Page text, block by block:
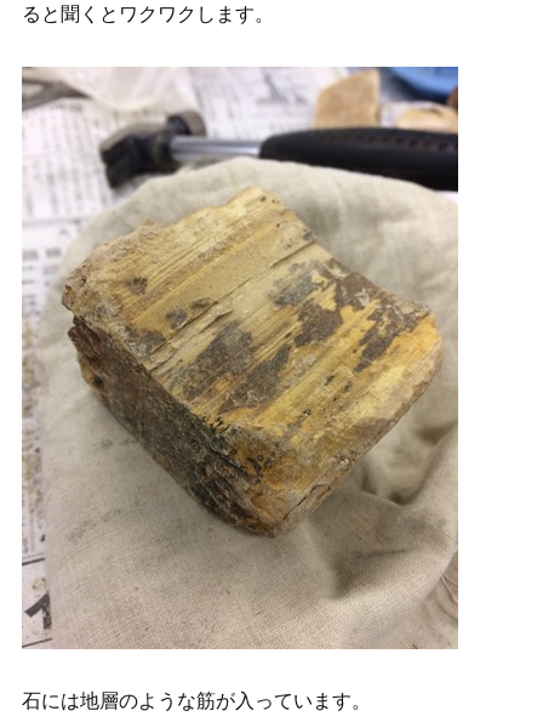
ると聞くとワクワクします。
石には地層のような筋が入っています。